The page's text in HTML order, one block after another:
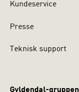
Kundeservice
Presse
Teknisk support
Gyldendal-gruppen